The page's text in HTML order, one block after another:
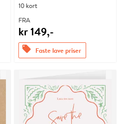
10 kort
FRA
kr 149,-
offers Faste lave priser